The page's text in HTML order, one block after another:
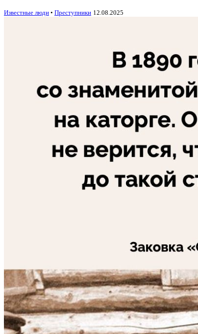
Известные люди • Преступники 12.08.2025